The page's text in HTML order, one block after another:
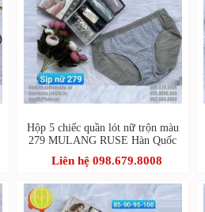
Hộp 5 chiếc quần lót nữ trộn màu
279 MULANG RUSE Hàn Quốc
Liên hệ 098.679.8008